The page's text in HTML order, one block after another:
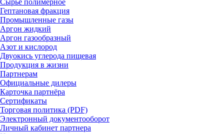
Гептановая фракция
Промышленные газы
Аргон жидкий
Аргон газообразный
Азот и кислород
Двуокись углерода пищевая
Продукция в жизни
Партнерам
Официальные дилеры
Карточка партнёра
Сертификаты
Торговая политика (PDF)
Электронный документооборот
Личный кабинет партнера